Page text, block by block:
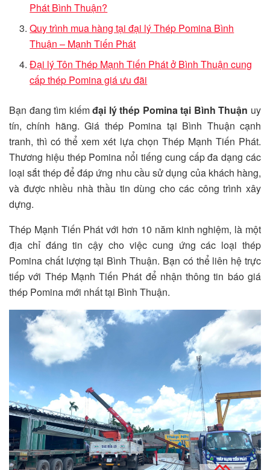
Phát Bình Thuận?
Quy trình mua hàng tại đại lý Thép Pomina Bình
Thuận – Mạnh Tiến Phát
Đại lý Tôn Thép Mạnh Tiến Phát ở Bình Thuận cung
cấp thép Pomina giá ưu đãi
Bạn đang tìm kiếmđại lý thép Pomina tại Bình Thuận uy
tín, chính hãng. Giá thép Pomina tại Bình Thuận cạnh
tranh, thì có thể xem xét lựa chọn Thép Mạnh Tiến Phát.
Thương hiệu thép Pomina nổi tiếng cung cấp đa dạng các
loại sắt thép để đáp ứng nhu cầu sử dụng của khách hàng,
và được nhiều nhà thầu tin dùng cho các công trình xây
dựng.
Thép Mạnh Tiến Phát với hơn 10 năm kinh nghiệm, là một
địa chỉ đáng tin cậy cho việc cung ứng các loại thép
Pomina chất lượng tại Bình Thuận. Bạn có thể liên hệ trực
tiếp với Thép Mạnh Tiến Phát để nhận thông tin báo giá
thép Pomina mới nhất tại Bình Thuận.